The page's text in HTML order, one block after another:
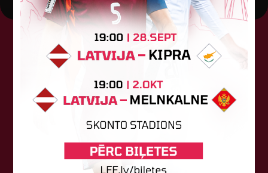
Tehniskais sponsors